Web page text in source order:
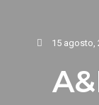
15 agosto,